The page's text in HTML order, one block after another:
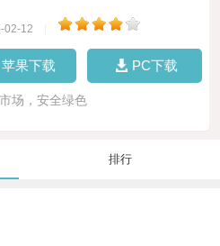
02-12
苹果下载 PC下载
场，安全绿色
排行